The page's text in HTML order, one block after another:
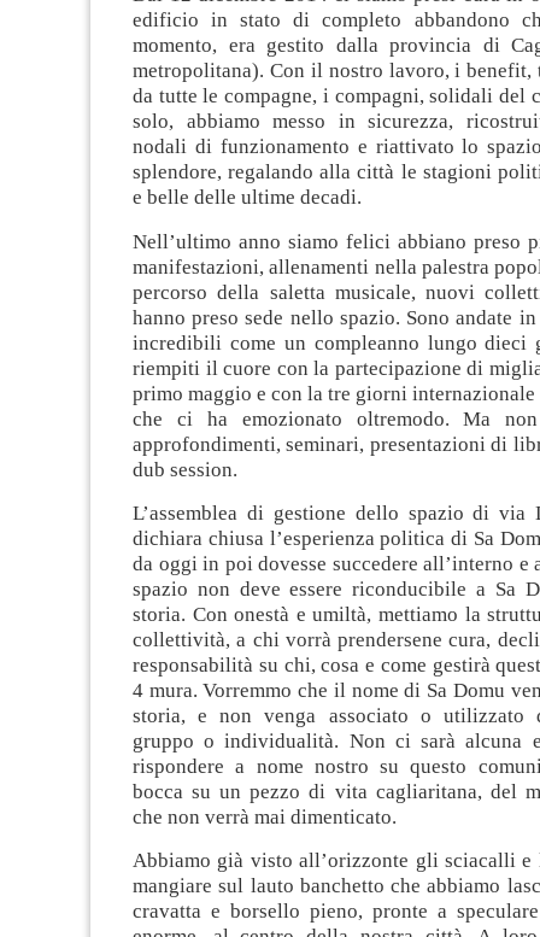
edificio in stato di completo abbandono
momento, era gestito dalla provincia di
metropolitana). Con il nostro lavoro, i benefit,
da tutte le compagne, i compagni, solidali del
solo, abbiamo messo in sicurezza,
nodali di funzionamento e riattivato lo
splendore, regalando alla città le stagioni
e belle delle ultime decadi.
Nell’ultimo anno siamo felici abbiano preso
manifestazioni, allenamenti nella palestra
percorso della saletta musicale, nuovi
hanno preso sede nello spazio. Sono andate
incredibili come un compleanno lungo dieci
riempiti il cuore con la partecipazione di
primo maggio e con la tre giorni
che ci ha emozionato oltremodo. Ma
approfondimenti, seminari, presentazioni di
dub session.
L’assemblea di gestione dello spazio di via
dichiara chiusa l’esperienza politica di Sa
da oggi in poi dovesse succedere all’interno e
spazio non deve essere riconducibile a Sa
storia. Con onestà e umiltà, mettiamo la
collettività, a chi vorrà prendersene cura,
responsabilità su chi, cosa e come gestirà
4 mura. Vorremmo che il nome di Sa Domu
storia, e non venga associato o utilizzato
gruppo o individualità. Non ci sarà alcuna
rispondere a nome nostro su questo
bocca su un pezzo di vita cagliaritana, del
che non verrà mai dimenticato.
Abbiamo già visto all’orizzonte gli sciacalli e
mangiare sul lauto banchetto che abbiamo
cravatta e borsello pieno, pronte a